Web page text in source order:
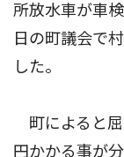
所放水車が車
日の町議会で
した。
町によると屈
円かかる事が